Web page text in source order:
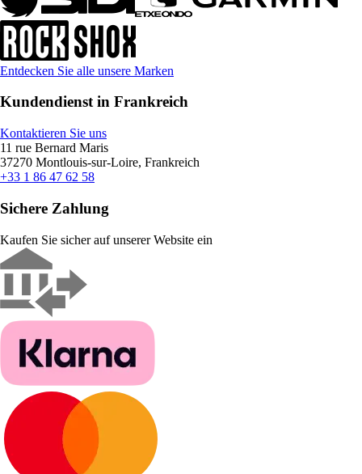
Entdecken Sie alle unsere Marken
Kundendienst in Frankreich
Kontaktieren Sie uns
11 rue Bernard Maris
37270 Montlouis-sur-Loire, Frankreich
+33 1 86 47 62 58
Sichere Zahlung
Kaufen Sie sicher auf unserer Website ein